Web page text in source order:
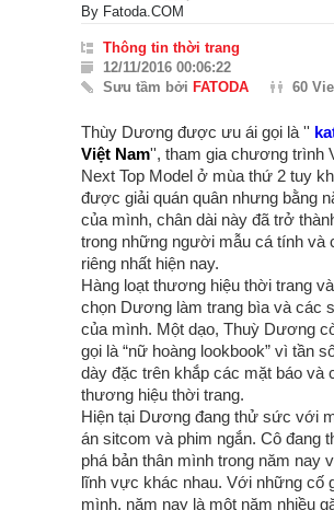
By Fatoda.COM
Thông tin thời trang
12/11/2016 00:06:22
Sưu tầm bởi FATODA 60
Thùy Dương được ưu ái gọi là ''
Việt Nam'', tham gia chương trình
Next Top Model ở mùa thứ 2 tuy
được giải quán quân nhưng bằng
của mình, chân dài này đã trở
trong những người mẫu cá tính và
riêng nhất hiện nay.
Hàng loạt thương hiệu thời trang
chọn Dương làm trang bìa và các
của mình. Một dạo, Thuỳ Dương
gọi là “nữ hoàng lookbook” vì tần
dày đặc trên khắp các mặt báo và
thương hiệu thời trang.
Hiện tại Dương đang thử sức với
án sitcom và phim ngắn. Cô đang
phá bản thân mình trong năm nay
lĩnh vực khác nhau. Với những cố
mình, năm nay là một năm nhiều